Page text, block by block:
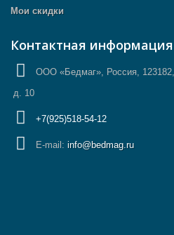
Мои скидки
Контактная информация
ООО «Бедмаг», Россия, 123182,
д. 10
+7(925)518-54-12
E-mail: info@bedmag.ru